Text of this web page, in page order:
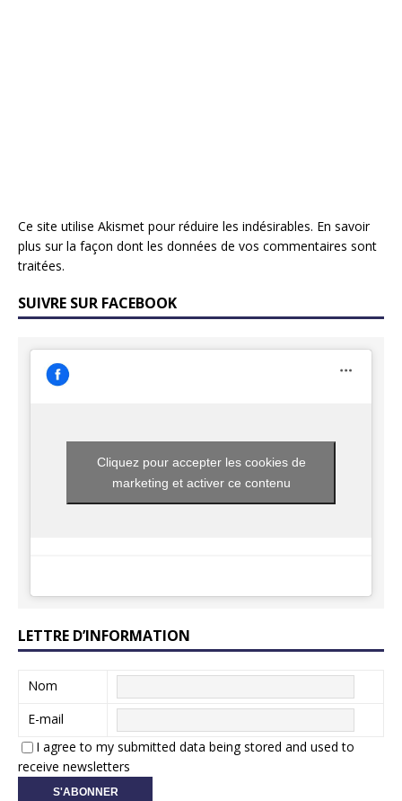
Ce site utilise Akismet pour réduire les indésirables. En savoir
plus sur la façon dont les données de vos commentaires sont
traitées.
SUIVRE SUR FACEBOOK
Cliquez pour accepter les cookies de
marketing et activer ce contenu
LETTRE D’INFORMATION
Nom
E-mail
I agree to my submitted data being stored and used to
receive newsletters